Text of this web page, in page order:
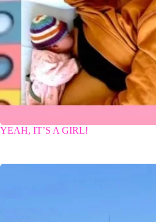
YEAH, IT’S A GIRL!